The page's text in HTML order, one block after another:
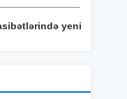
yeni